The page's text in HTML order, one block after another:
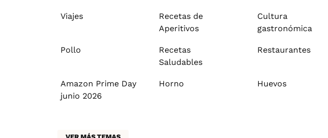
Viajes
Recetas de
Aperitivos
Cultura
gastronómica
Pollo
Recetas
Saludables
Restaurantes
Amazon Prime Day
junio 2026
Horno Huevos